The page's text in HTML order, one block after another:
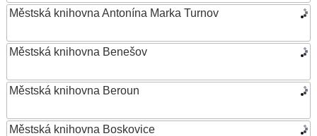
Městská knihovna Antonína Marka Turnov
Městská knihovna Benešov
Městská knihovna Beroun
Městská knihovna Boskovice